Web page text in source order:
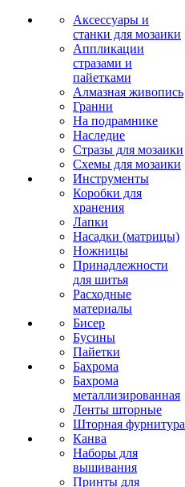
Аксессуары и
станки для мозаики
Аппликации
стразами и
пайетками
Алмазная живопись
Гранни
На подрамнике
Наследие
Стразы для мозаики
Схемы для мозаики
Инструменты
Коробки для
хранения
Лапки
Насадки (матрицы)
Ножницы
Принадлежности
для шитья
Расходные
материалы
Бисер
Бусины
Пайетки
Бахрома
Бахрома
металлизированная
Ленты шторные
Шторная фурнитура
Канва
Наборы для
вышивания
Принты для